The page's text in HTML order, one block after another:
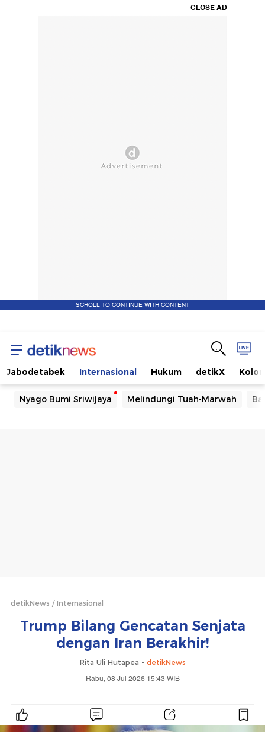
CLOSE AD
SCROLL TO CONTINUE WITH CONTENT
Jabodetabek Internasional Hukum detikX
Nyago Bumi Sriwijaya Melindungi Tuah-Marwah
detikNews Internasional
Trump Bilang Gencatan Senjata
dengan Iran Berakhir!
Rita Uli Hutapea - detikNews
Rabu, 08 Jul 2026 15:43 WIB